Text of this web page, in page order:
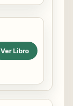
Ver Libro